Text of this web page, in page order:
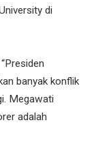
di
banyak konflik
Megawati
adalah